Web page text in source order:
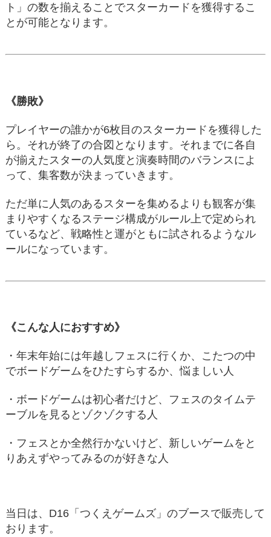
ト」の数を揃えることでスターカードを獲得するこ
とが可能となります。
《勝敗》
プレイヤーの誰かが6枚目のスターカードを獲得した
ら。それが終了の合図となります。それまでに各自
が揃えたスターの人気度と演奏時間のバランスによ
って、集客数が決まっていきます。
ただ単に人気のあるスターを集めるよりも観客が集
まりやすくなるステージ構成がルール上で定められ
ているなど、戦略性と運がともに試されるようなル
ールになっています。
《こんな人におすすめ》
・年末年始には年越しフェスに行くか、こたつの中
でボードゲームをひたすらするか、悩ましい人
・ボードゲームは初心者だけど、フェスのタイムテ
ーブルを見るとゾクゾクする人
・フェスとか全然行かないけど、新しいゲームをと
りあえずやってみるのが好きな人
当日は、D16「つくえゲームズ」のブースで販売して
おります。